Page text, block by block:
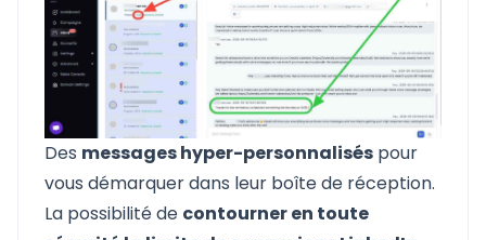
Des messages hyper-personnalisés pour
vous démarquer dans leur boîte de réception.
La possibilité de contourner en toute